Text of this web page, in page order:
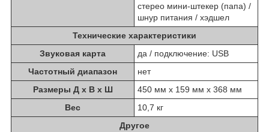
стерео мини-штекер (папа) /
шнур питания / хэдшел
Технические характеристики
Звуковая карта
да / подключение: USB
Частотный диапазон
нет
Размеры Д х В х Ш
450 мм x 159 мм x 368 мм
Вес
10,7 кг
Другое